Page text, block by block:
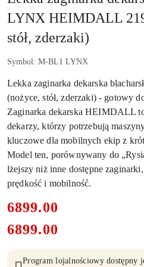
LYNX HEIMDALL
stół, zderzaki)
Symbol: M-BL1 LYNX
Lekka zaginarka dekarska
(nożyce, stół, zderzaki) - gotowy
Zaginarka dekarska HEIMDALL
dekarzy, którzy potrzebują
kluczowe dla mobilnych ekip z
Model ten, porównywany do
lżejszy niż inne dostępne
prędkość i mobilność.
cena:
6899.00
Cena:
6899.00
Program lojalnościowy dostępny